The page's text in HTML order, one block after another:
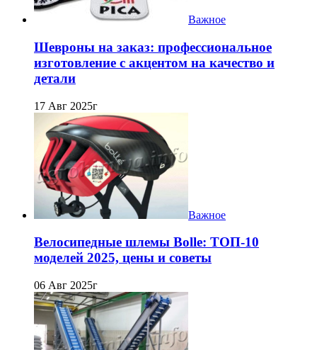
Важное
Шевроны на заказ: профессиональное
изготовление с акцентом на качество и
детали
17 Авг 2025г
Важное
Велосипедные шлемы Bolle: ТОП-10
моделей 2025, цены и советы
06 Авг 2025г